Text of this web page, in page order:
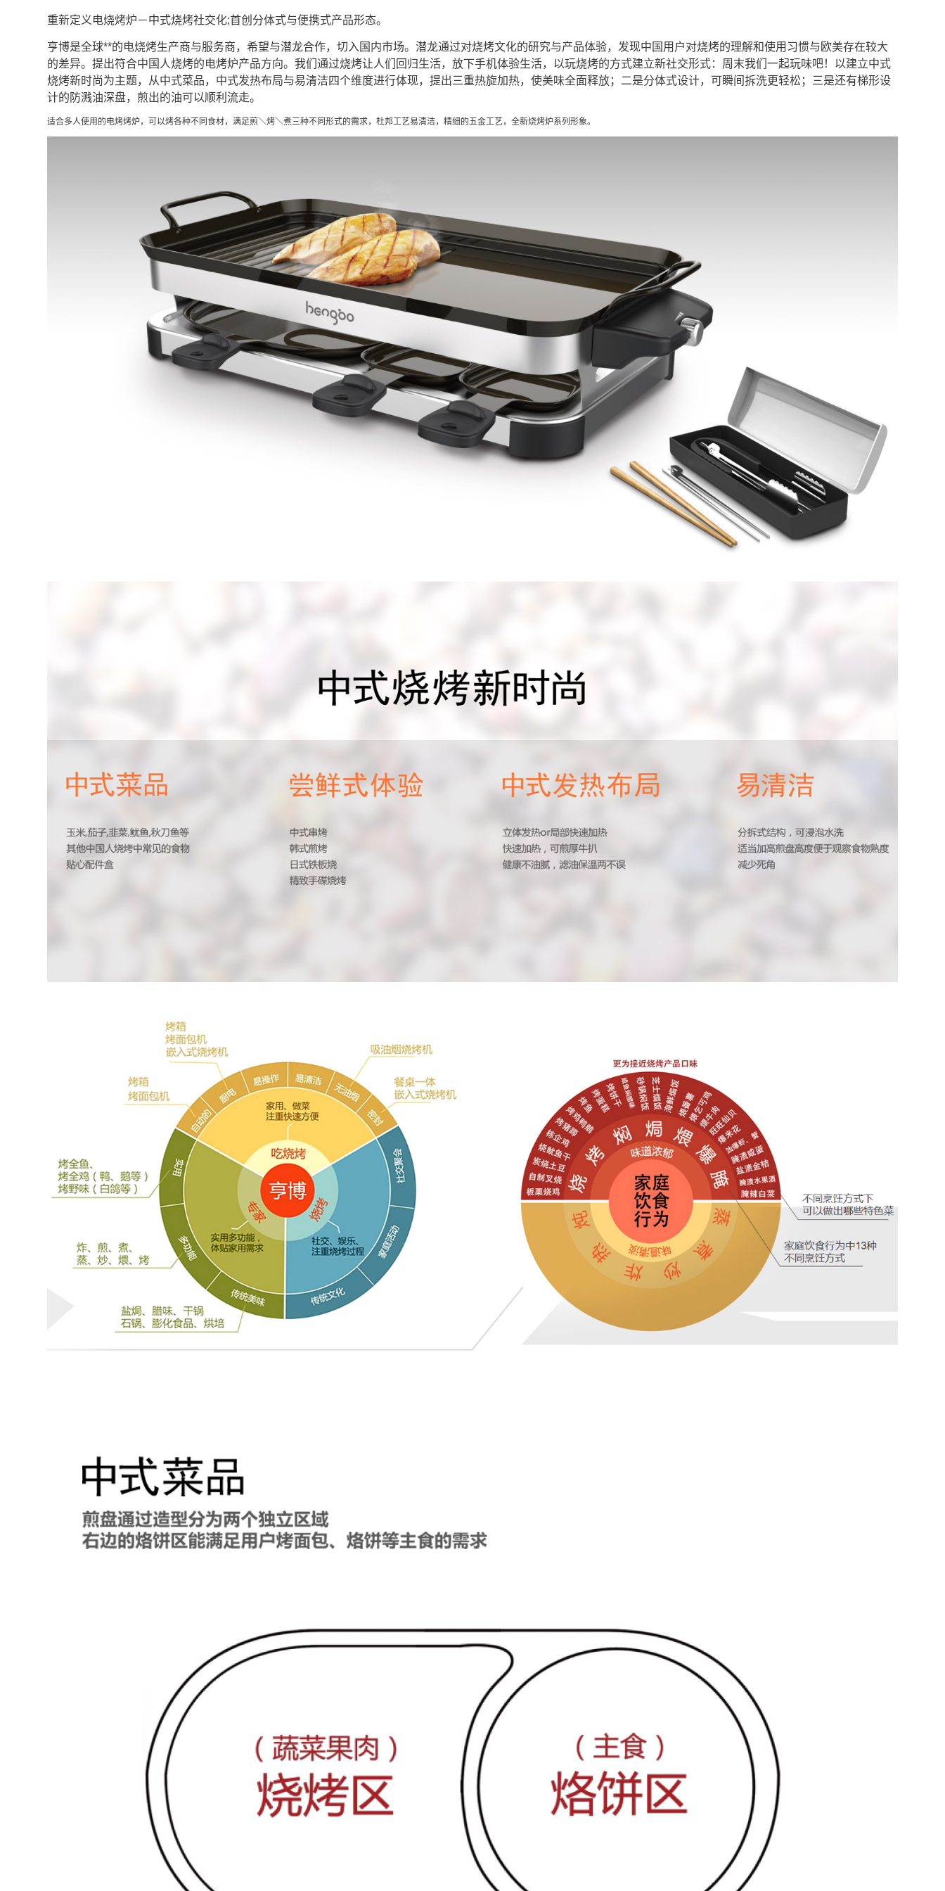
重新定义电烧烤炉－中式烧烤社交化;首创分体式与便携式产品形态。
亨博是全球**的电烧烤生产商与服务商，希望与潜龙合作，切入国内市场。潜龙通过对烧烤文化的研究与产品体验，发现中国用户对烧烤的理解和使用习惯与欧美存在较大
的差异。提出符合中国人烧烤的电烤炉产品方向。我们通过烧烤让人们回归生活，放下手机体验生活，以玩烧烤的方式建立新社交形式：周末我们一起玩味吧！以建立中式
烧烤新时尚为主题，从中式菜品，中式发热布局与易清洁四个维度进行体现，提出三重热旋加热，使美味全面释放；二是分体式设计，可瞬间拆洗更轻松；三是还有梯形设
计的防溅油深盘，煎出的油可以顺利流走。
适合多人使用的电烤烤炉，可以烤各种不同食材，满足煎＼烤＼煮三种不同形式的需求，杜邦工艺易清洁，精细的五金工艺，全新烧烤炉系列形象。